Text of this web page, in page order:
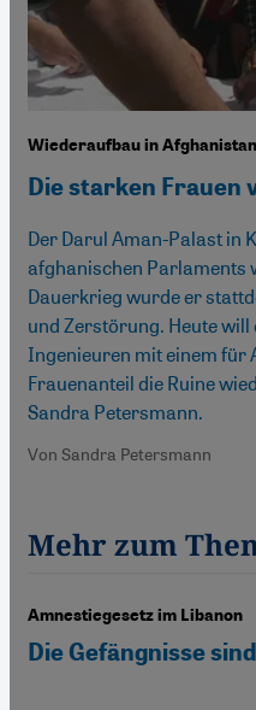
Wiederaufbau in Afghanistan
Die starken Frauen
Der Darul Aman-Palast in
afghanischen Parlaments
Dauerkrieg wurde er
und Zerstörung. Heute
Ingenieuren mit einem für
Frauenanteil die Ruine
Sandra Petersmann.
Von Sandra Petersmann
Mehr zum
Amnestiegesetz im Libanon
Die Gefängnisse